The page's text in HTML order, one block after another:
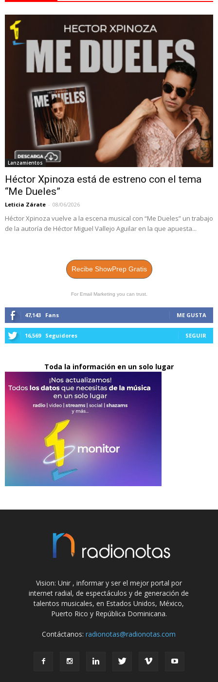
Lanzamientos
Héctor Xpinoza está de estreno con el tema
“Me Dueles”
Leticia Zárate - 08/06/2026
Héctor Xpinoza vuelve a la escena musical con “Me Dueles” un trabajo
de la autoría de Héctor Miguel Vallejo Aguilar en la que apuesta...
Recibe ShowPrep Gratis
For Email Marketing you can trust.
47,143 Fans ME GUSTA
16,569 Seguidores SEGUIR
Toda la información en un solo lugar
Vision: Unir , informar y ser el mejor portal por
internet radial, de espectáculos y de generación de
talentos musicales, en Estados Unidos, México,
Puerto Rico y República Dominicana.
Contáctanos:radionotas@radionotas.com